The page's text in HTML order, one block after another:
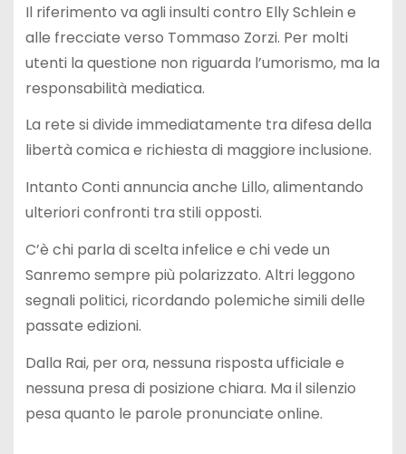
Il riferimento va agli insulti contro Elly Schlein e
alle frecciate verso Tommaso Zorzi. Per molti
utenti la questione non riguarda l’umorismo, ma la
responsabilità mediatica.
La rete si divide immediatamente tra difesa della
libertà comica e richiesta di maggiore inclusione.
Intanto Conti annuncia anche Lillo, alimentando
ulteriori confronti tra stili opposti.
C’è chi parla di scelta infelice e chi vede un
Sanremo sempre più polarizzato. Altri leggono
segnali politici, ricordando polemiche simili delle
passate edizioni.
Dalla Rai, per ora, nessuna risposta ufficiale e
nessuna presa di posizione chiara. Ma il silenzio
pesa quanto le parole pronunciate online.